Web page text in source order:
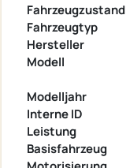
Fahrzeugzustand
Fahrzeugtyp
Hersteller
Modell
Modelljahr
Interne ID
Leistung
Basisfahrzeug